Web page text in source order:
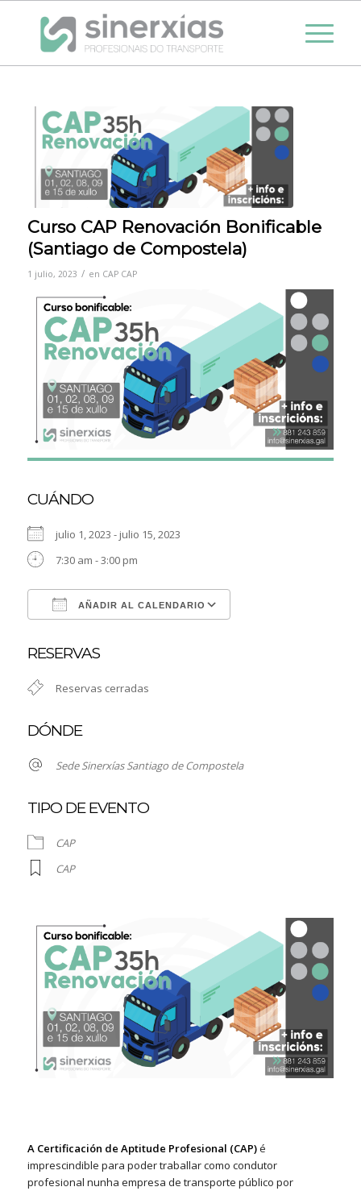
Curso CAP Renovación Bonificable
(Santiago de Compostela)
1 julio, 2023 / en CAP CAP
CUÁNDO
julio 1, 2023 - julio 15, 2023
7:30 am - 3:00 pm
AÑADIR AL CALENDARIO
RESERVAS
Reservas cerradas
DÓNDE
Sede Sinerxías Santiago de Compostela
TIPO DE EVENTO
CAP
CAP
A Certificación de Aptitude Profesional (CAP)é
imprescindible para poder traballar como condutor
profesional nunha empresa de transporte público por